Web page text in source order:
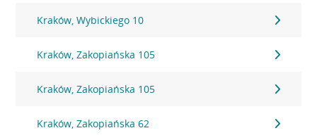
Kraków, Wybickiego 10
Kraków, Zakopiańska 105
Kraków, Zakopiańska 105
Kraków, Zakopiańska 62